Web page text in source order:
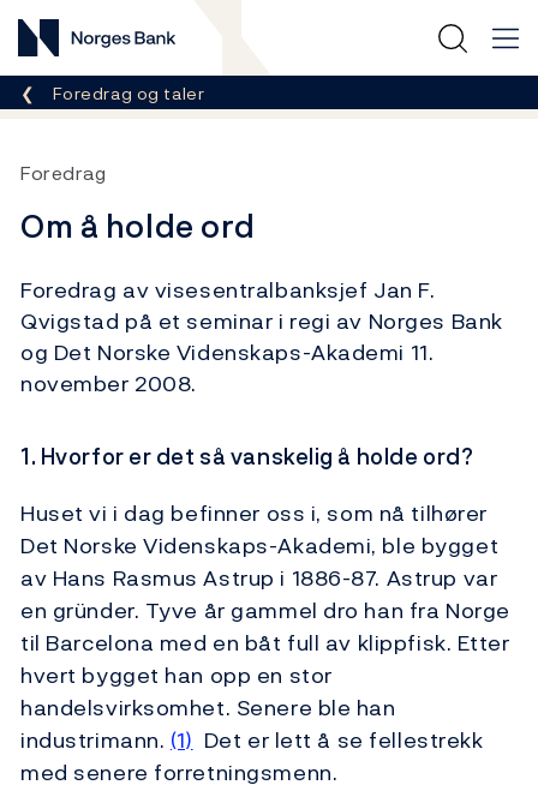
Norges Bank
Her er du nå:
Foredrag og taler
Foredrag
Om å holde ord
Foredrag av visesentralbanksjef Jan F.
Qvigstad på et seminar i regi av Norges Bank
og Det Norske Videnskaps-Akademi 11.
november 2008.
1. Hvorfor er det så vanskelig å holde ord?
Huset vi i dag befinner oss i, som nå tilhører
Det Norske Videnskaps-Akademi, ble bygget
av Hans Rasmus Astrup i 1886-87. Astrup var
en gründer. Tyve år gammel dro han fra Norge
til Barcelona med en båt full av klippfisk. Etter
hvert bygget han opp en stor
handelsvirksomhet. Senere ble han
industrimann. (1) Det er lett å se fellestrekk
med senere forretningsmenn.